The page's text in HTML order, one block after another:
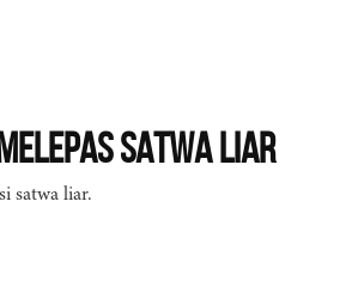
Satwa Liar
satwa liar.